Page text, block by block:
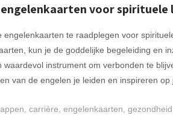
voor spirituele
te raadplegen voor
kun je de goddelijke begeleiding en
waardevol instrument om verbonden te
van de engelen je leiden en inspireren op
carrière engelenkaarten gezondheid